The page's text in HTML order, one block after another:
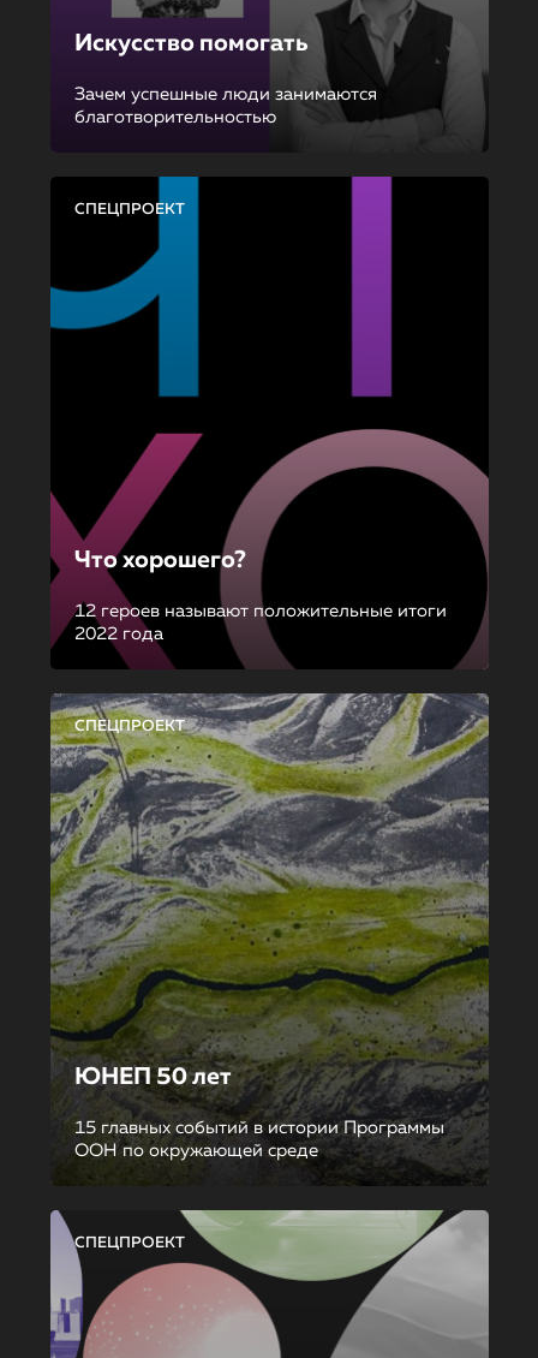
Искусство помогать
Зачем успешные люди занимаются
благотворительностью
СПЕЦПРОЕКТ
Что хорошего?
12 героев называют положительные итоги
2022 года
СПЕЦПРОЕКТ
ЮНЕП 50 лет
15 главных событий в истории Программы
ООН по окружающей среде
СПЕЦПРОЕКТ